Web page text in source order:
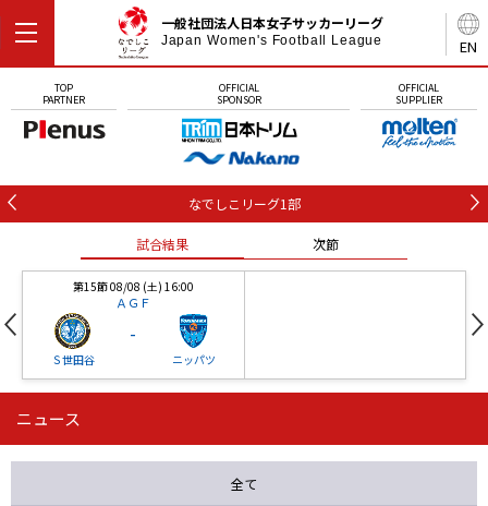
EN
一般社団法人日本女子サッカーリーグ
Japan Women's Football League
TOP
PARTNER
OFFICIAL
SPONSOR
OFFICIAL
SUPPLIER
なでしこリーグ1部
試合結果 次節
第15節 08/08 (土) 16:00
ＡＧＦ
Ｓ世田谷
-
ニッパツ
第16節 09/05 (土) 15:00
ニッパツ 石人の星
ニュース
全て